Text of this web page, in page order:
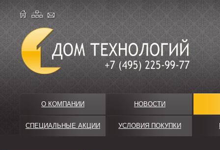
О КОМПАНИИ НОВОСТИ
СПЕЦИАЛЬНЫЕ АКЦИИ УСЛОВИЯ ПОКУПКИ